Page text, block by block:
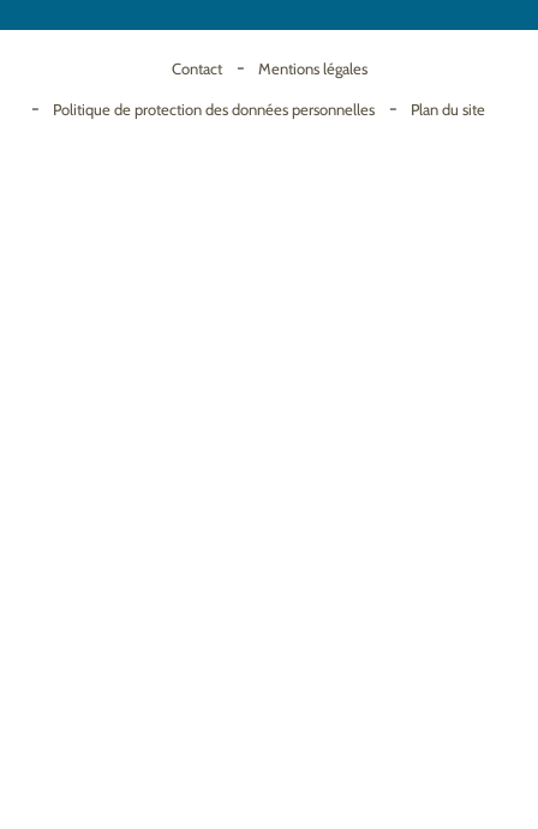
Contact Mentions légales
Politique de protection des données personnelles Plan du site